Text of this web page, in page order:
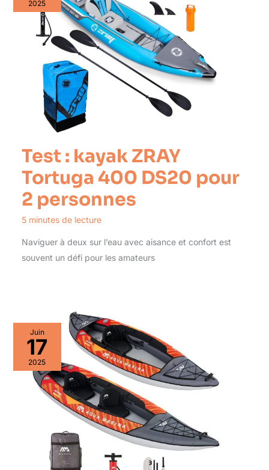
2025
Test : kayak ZRAY
Tortuga 400 DS20 pour
2 personnes
5 minutes de lecture
Naviguer à deux sur l’eau avec aisance et confort est
souvent un défi pour les amateurs
Juin
17
2025